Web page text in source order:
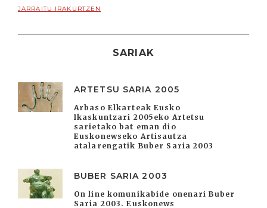
JARRAITU IRAKURTZEN
SARIAK
ARTETSU SARIA 2005
Arbaso Elkarteak Eusko
Ikaskuntzari 2005eko Artetsu
sarietako bat eman dio
Euskonewseko Artisautza
atalarengatik Buber Saria 2003
BUBER SARIA 2003
On line komunikabide onenari Buber
Saria 2003. Euskonews